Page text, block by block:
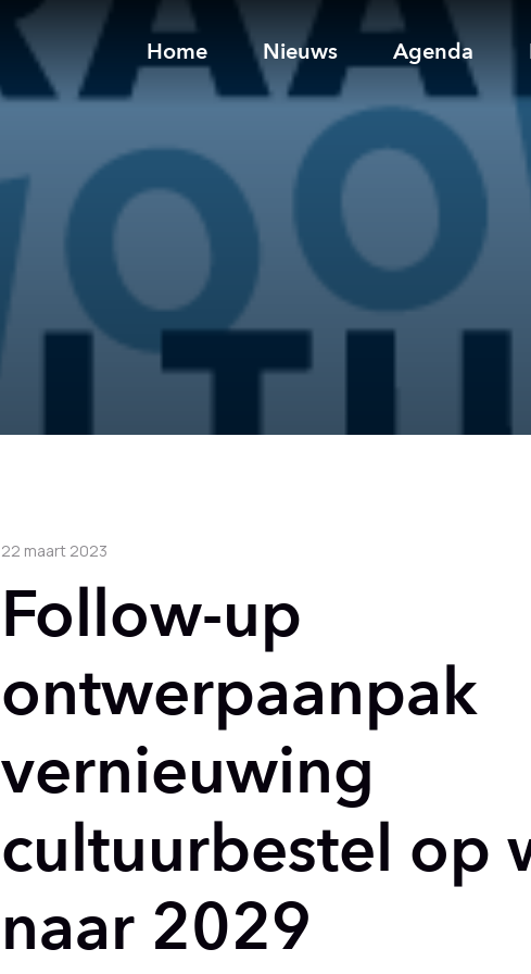
Home Nieuws Agenda
22 maart 2023
Follow-up
ontwerpaanpak
vernieuwing
cultuurbestel op
naar 2029